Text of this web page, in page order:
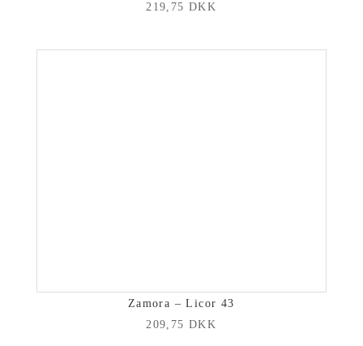
219,75DKK
Zamora – Licor 43
209,75DKK